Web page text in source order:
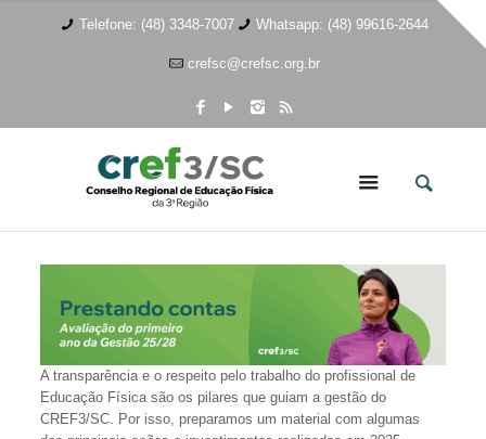
Telefone: (48) 3348-7007 Whatsapp: (48) 99616-2644
crefsc@crefsc.org.br
A transparência e o respeito pelo trabalho do profissional de
Educação Física são os pilares que guiam a gestão do
CREF3/SC. Por isso, preparamos um material com algumas